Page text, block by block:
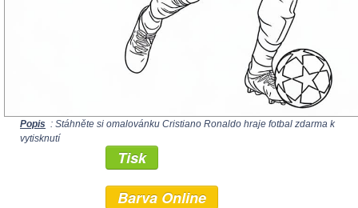
Popis : Stáhněte si omalovánku Cristiano Ronaldo hraje fotbal zdarma k
vytisknutí
Tisk
Barva Online